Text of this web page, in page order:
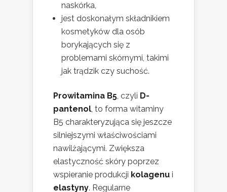
naskórka,
jest doskonałym składnikiem
kosmetyków dla osób
borykających się z
problemami skórnymi, takimi
jak trądzik czy suchość.
Prowitamina B5, czyli D-
pantenol, to forma witaminy
B5 charakteryzująca się jeszcze
silniejszymi właściwościami
nawilżającymi. Zwiększa
elastyczność skóry poprzez
wspieranie produkcji kolagenu i
elastyny. Regularne